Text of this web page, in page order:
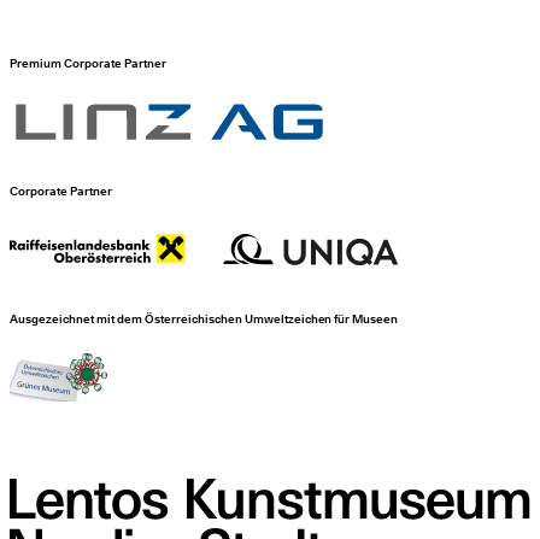
Premium Corporate Partner
Corporate Partner
Ausgezeichnet mit dem Österreichischen Umweltzeichen für Museen